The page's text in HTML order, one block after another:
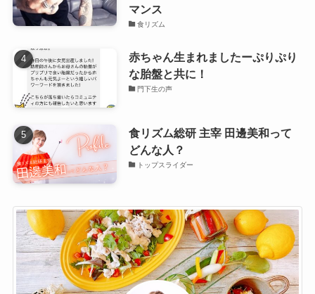
マンス
食リズム
赤ちゃん生まれましたーぷりぷり
な胎盤と共に！
門下生の声
食リズム総研 主宰 田邊美和って
どんな人？
トップスライダー